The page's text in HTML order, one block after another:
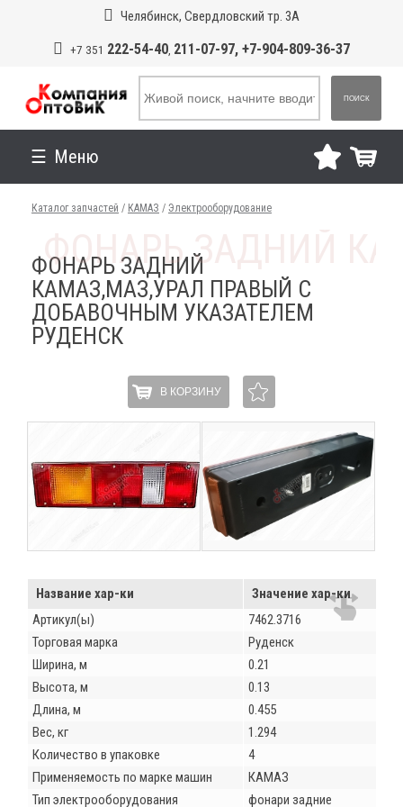
Челябинск, Свердловский тр. 3А
+7 351 222-54-40, 211-07-97, +7-904-809-36-37
ПОИСК
Меню
Каталог запчастей / КАМАЗ / Электрооборудование
ФОНАРЬ ЗАДНИЙ
КАМАЗ,МАЗ,УРАЛ ПРАВЫЙ С
ДОБАВОЧНЫМ УКАЗАТЕЛЕМ
РУДЕНСК
В КОРЗИНУ
Название хар-ки
Значение хар-ки
Артикул(ы)
7462.3716
Торговая марка
Руденск
Ширина, м
0.21
Высота, м
0.13
Длина, м
0.455
Вес, кг
1.294
Количество в упаковке
4
Применяемость по марке машин
КАМАЗ
Тип электрооборудования
фонари задние